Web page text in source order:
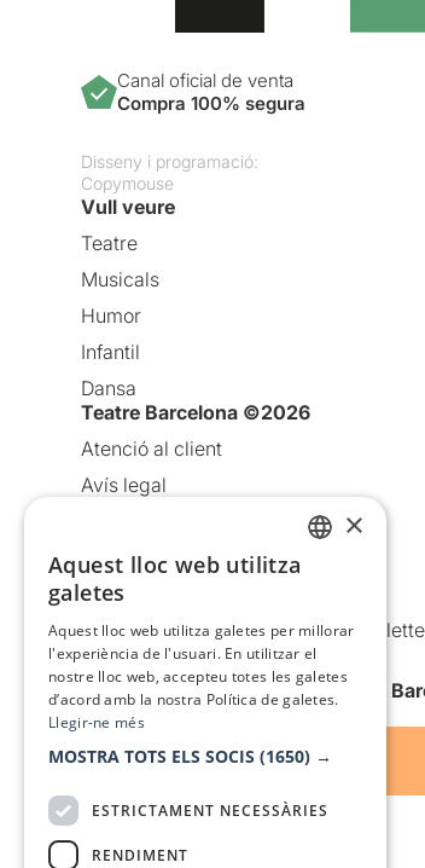
Canal oficial de venta
Compra 100% segura
Disseny i programació:
Copymouse
Vull veure
Teatre
Musicals
Humor
Infantil
Dansa
Teatre Barcelona ©2026
Atenció al client
Avís legal
Política de cookies
Condicions d’ús
Comunicacions comercials i
Anuncia’t
Vull rebre la newsletter de Teatre
×
Aquest lloc web utilitza
galetes
Aquest lloc web utilitza galetes per millorar
l'experiència de l'usuari. En utilitzar el
nostre lloc web, accepteu totes les galetes
d’acord amb la nostra Política de galetes.
Llegir-ne més
MOSTRA TOTS ELS SOCIS (1650) →
ESTRICTAMENT NECESSÀRIES
RENDIMENT